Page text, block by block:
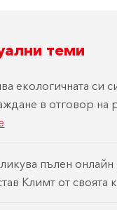
теми
екологичната си
в отговор на
пълен онлайн
Климт от своята